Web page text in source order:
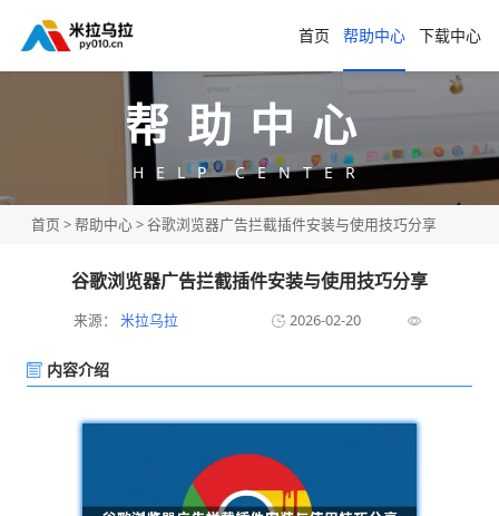
首页 帮助中心 下载中心
帮助中心
HELP CENTER
首页 >帮助中心> 谷歌浏览器广告拦截插件安装与使用技巧分享
谷歌浏览器广告拦截插件安装与使用技巧分享
来源： 米拉乌拉 2026-02-20
内容介绍